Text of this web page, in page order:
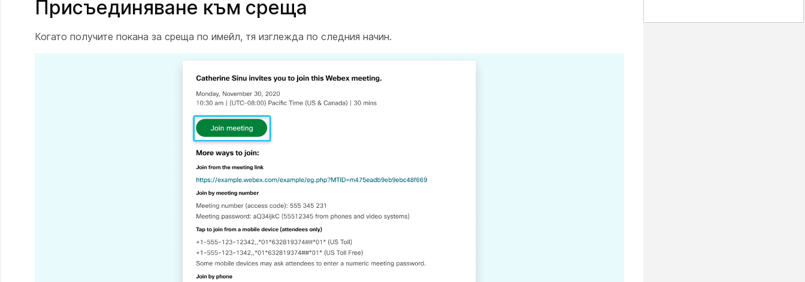
Присъединяване към среща
Когато получите покана за среща по имейл, тя изглежда по следния начин.